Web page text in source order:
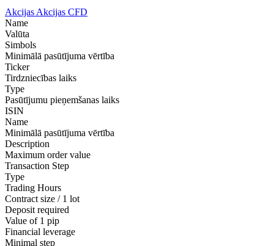
Akcijas Akcijas CFD
Name
Valūta
Simbols
Minimālā pasūtījuma vērtība
Ticker
Tirdzniecības laiks
Type
Pasūtījumu pieņemšanas laiks
ISIN
Name
Minimālā pasūtījuma vērtība
Description
Maximum order value
Transaction Step
Type
Trading Hours
Contract size / 1 lot
Deposit required
Value of 1 pip
Financial leverage
Minimal step